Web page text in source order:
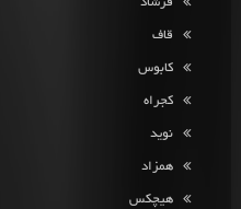
فرشاد
قاف
کابوس
کجراه
نوید
همزاد
هیچکس